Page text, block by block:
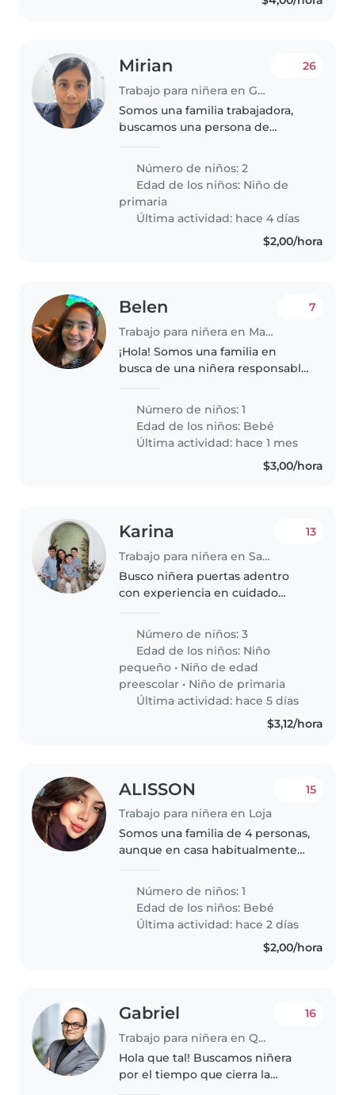
Mirian
Trabajo para niñera en Guayaquil
26
Somos una familia trabajadora,
buscamos una persona de
tenemos dos hijos de 12 y 5 años,
son tranquilos.
Número de niños: 2
Edad de los niños: Niño de
primaria
Última actividad: hace 4 días
$2,00/hora
Belen
Trabajo para niñera en Machala
7
¡Hola! Somos una familia en
busca de una niñera responsable
energético y curioso. Nuestro
pequeño es muy juguetón y le
encanta explorar, por lo que
buscamos..
Número de niños: 1
Edad de los niños: Bebé
Última actividad: hace 1 mes
$3,00/hora
Karina
Trabajo para niñera en Samborondón
13
Busco niñera puertas adentro
con experiencia en cuidado
9 am Se necesita una persona: *
Dinámica y con mucha..
Número de niños: 3
Edad de los niños: Niño
pequeño • Niño de edad
preescolar • Niño de primaria
Última actividad: hace 5 días
$3,12/hora
ALISSON
Trabajo para niñera en Loja
15
Somos una familia de 4 personas,
aunque en casa habitualmente
Vivimos mi esposo, mi bebé, mi
hermana y yo. Mi hermana
estudia y suele llegar alrededor
Número de niños: 1
Edad de los niños: Bebé
Última actividad: hace 2 días
$2,00/hora
Gabriel
Trabajo para niñera en Quito
16
Hola que tal! Buscamos niñera
por el tiempo que cierra la